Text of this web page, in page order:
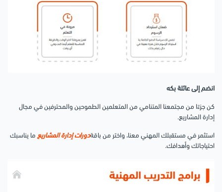
انضم إلى عائلة بكه
كن جزءًا من مجتمعنا المتنامي من المتعلمين الطموحين والمحترفين في مجال
إدارة المشاريع.
استثمر في مستقبلك المهني معنا، واختر من باقةدورات إدارة المشاريع ما يناسبك
احتياجاتك وأهدافك.